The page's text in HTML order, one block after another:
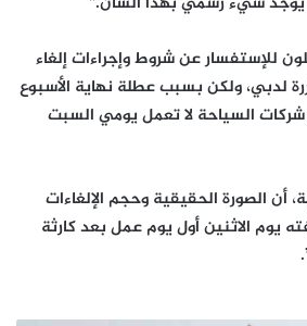
للإستفسار عن شروط وإجراءات إلغاء
لدبي، ولكن بسبب عطلة نهاية الأسبوع
شركات السياحة لا تعمل يومي السبت
أن الصورة الحقيقية وحجم الإلغاءات
يوم الاثنين أول يوم عمل بعد كارثة